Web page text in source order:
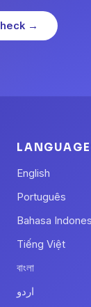
→
English
Português
Bahasa
Tiếng Việt
বাংলা
اردو